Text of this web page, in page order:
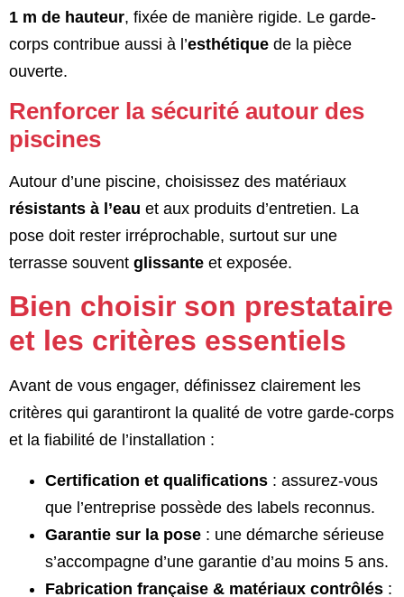
1 m de hauteur, fixée de manière rigide. Le garde-
corps contribue aussi à l’esthétique de la pièce
ouverte.
Renforcer la sécurité autour des
piscines
Autour d’une piscine, choisissez des matériaux
résistants à l’eau et aux produits d’entretien. La
pose doit rester irréprochable, surtout sur une
terrasse souvent glissante et exposée.
Bien choisir son prestataire
et les critères essentiels
Avant de vous engager, définissez clairement les
critères qui garantiront la qualité de votre garde-corps
et la fiabilité de l’installation :
Certification et qualifications : assurez-vous
que l’entreprise possède des labels reconnus.
Garantie sur la pose : une démarche sérieuse
s’accompagne d’une garantie d’au moins 5 ans.
Fabrication française & matériaux contrôlés :